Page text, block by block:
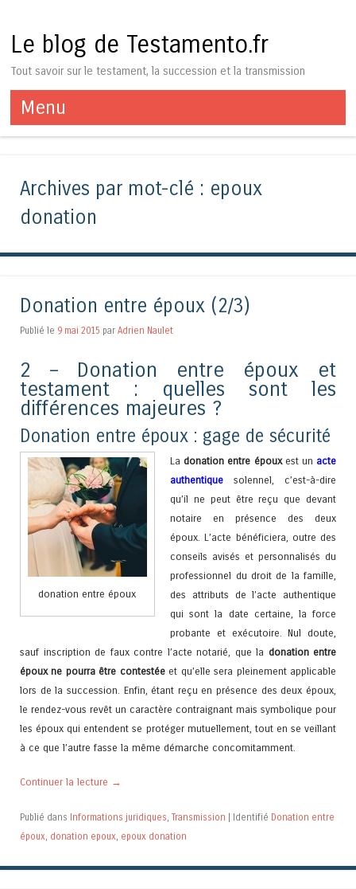
Le blog de Testamento.fr
Tout savoir sur le testament, la succession et la transmission
Menu
Aller au contenu
Archives par mot-clé : epoux
donation
Donation entre époux (2/3)
Publié le 9 mai 2015 par Adrien Naulet
2 – Donation entre époux et
testament : quelles sont les
différences majeures ?
Donation entre époux : gage de sécurité
donation entre époux
Ladonation entre épouxest un acte
authentique solennel, c’est-à-dire
qu’il ne peut être reçu que devant
notaire en présence des deux
époux. L’acte bénéficiera, outre des
conseils avisés et personnalisés du
professionnel du droit de la famille,
des attributs de l’acte authentique
qui sont la date certaine, la force
probante et exécutoire. Nul doute,
sauf inscription de faux contre l’acte notarié, que la donation entre
épouxne pourra être contestéeet qu’elle sera pleinement applicable
lors de la succession. Enfin, étant reçu en présence des deux époux,
le rendez-vous revêt un caractère contraignant mais symbolique pour
les époux qui entendent se protéger mutuellement, tout en se veillant
à ce que l’autre fasse la même démarche concomitamment.
Continuer la lecture →
Publié dans Informations juridiques Transmission | Identifié Donation entre
époux donation epoux epoux donation